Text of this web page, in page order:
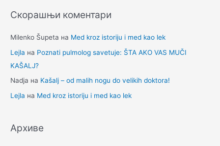
Скорашњи коментари
Milenko Šupeta на Med kroz istoriju i med kao lek
Lejla на Poznati pulmolog savetuje: ŠTA AKO VAS MUČI
KAŠALJ?
Nadja на Kašalj – od malih nogu do velikih doktora!
Lejla на Med kroz istoriju i med kao lek
Архиве